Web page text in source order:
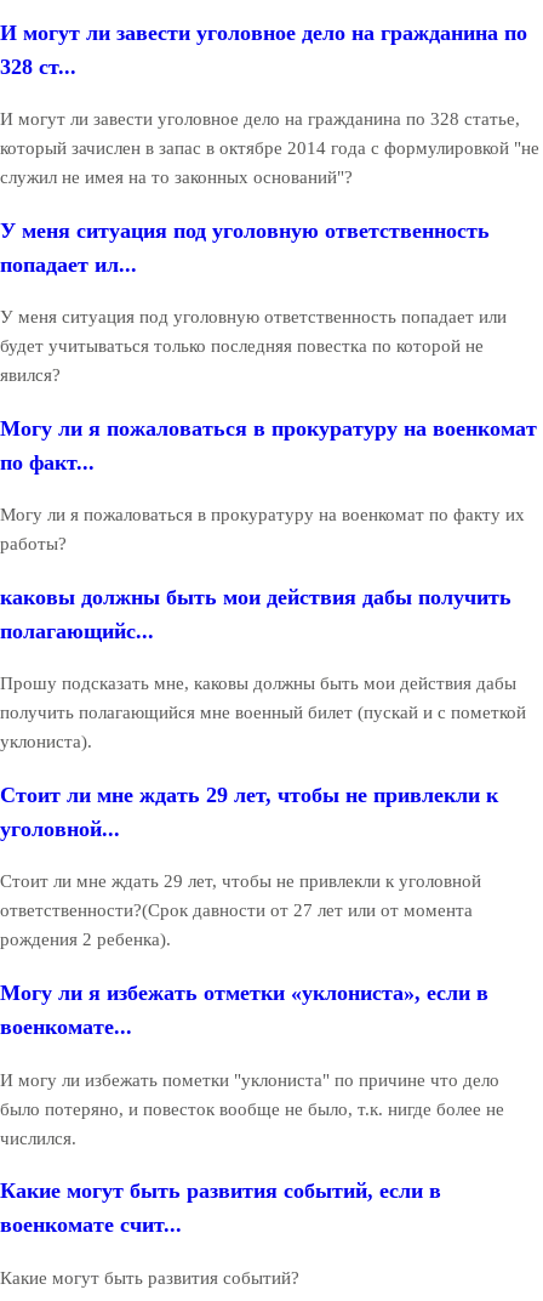
И могут ли завести уголовное дело на гражданина по
328 ст...
И могут ли завести уголовное дело на гражданина по 328 статье,
который зачислен в запас в октябре 2014 года с формулировкой "не
служил не имея на то законных оснований"?
У меня ситуация под уголовную ответственность
попадает ил...
У меня ситуация под уголовную ответственность попадает или
будет учитываться только последняя повестка по которой не
явился?
Могу ли я пожаловаться в прокуратуру на военкомат
по факт...
Могу ли я пожаловаться в прокуратуру на военкомат по факту их
работы?
каковы должны быть мои действия дабы получить
полагающийс...
Прошу подсказать мне, каковы должны быть мои действия дабы
получить полагающийся мне военный билет (пускай и с пометкой
уклониста).
Стоит ли мне ждать 29 лет, чтобы не привлекли к
уголовной...
Стоит ли мне ждать 29 лет, чтобы не привлекли к уголовной
ответственности?(Срок давности от 27 лет или от момента
рождения 2 ребенка).
Могу ли я избежать отметки «уклониста», если в
военкомате...
И могу ли избежать пометки "уклониста" по причине что дело
было потеряно, и повесток вообще не было, т.к. нигде более не
числился.
Какие могут быть развития событий, если в
военкомате счит...
Какие могут быть развития событий?